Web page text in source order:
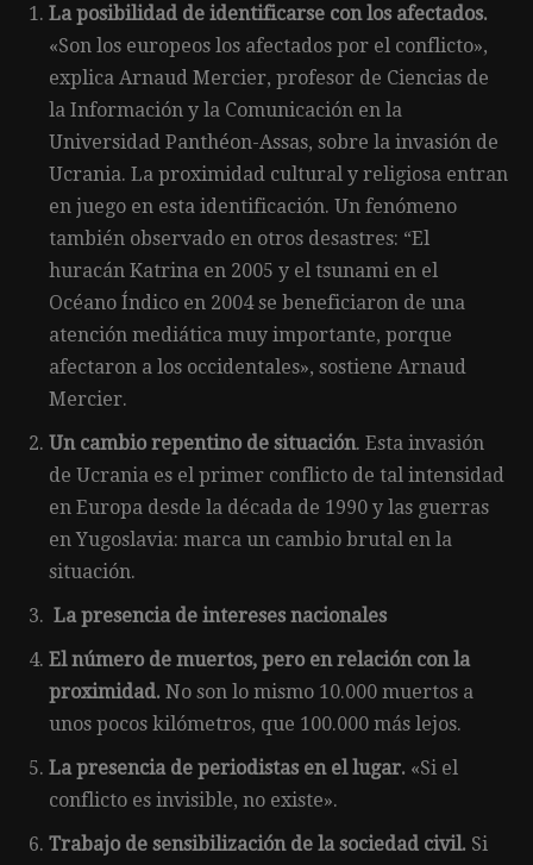
La posibilidad de identificarse con los afectados.
«Son los europeos los afectados por el conflicto»,
explica Arnaud Mercier, profesor de Ciencias de
la Información y la Comunicación en la
Universidad Panthéon-Assas, sobre la invasión de
Ucrania. La proximidad cultural y religiosa entran
en juego en esta identificación. Un fenómeno
también observado en otros desastres: “El
huracán Katrina en 2005 y el tsunami en el
Océano Índico en 2004 se beneficiaron de una
atención mediática muy importante, porque
afectaron a los occidentales», sostiene Arnaud
Mercier.
Un cambio repentino de situación. Esta invasión
de Ucrania es el primer conflicto de tal intensidad
en Europa desde la década de 1990 y las guerras
en Yugoslavia: marca un cambio brutal en la
situación.
La presencia de intereses nacionales
El número de muertos, pero en relación con la
proximidad. No son lo mismo 10.000 muertos a
unos pocos kilómetros, que 100.000 más lejos.
La presencia de periodistas en el lugar. «Si el
conflicto es invisible, no existe».
Trabajo de sensibilización de la sociedad civil. Si